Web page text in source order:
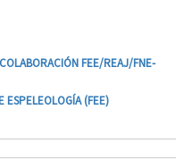
FEE/REAJ/FNE-
ESPELEOLOGÍA (FEE)